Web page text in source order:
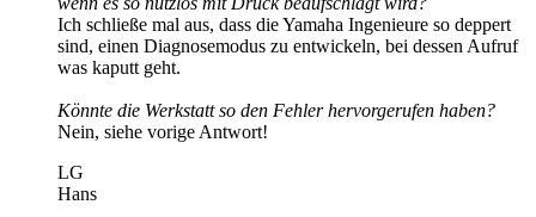
Ich schließe mal aus, dass die Yamaha Ingenieure so deppert
sind, einen Diagnosemodus zu entwickeln, bei dessen Aufruf
was kaputt geht.
Könnte die Werkstatt so den Fehler hervorgerufen haben?
Nein, siehe vorige Antwort!
LG
Hans